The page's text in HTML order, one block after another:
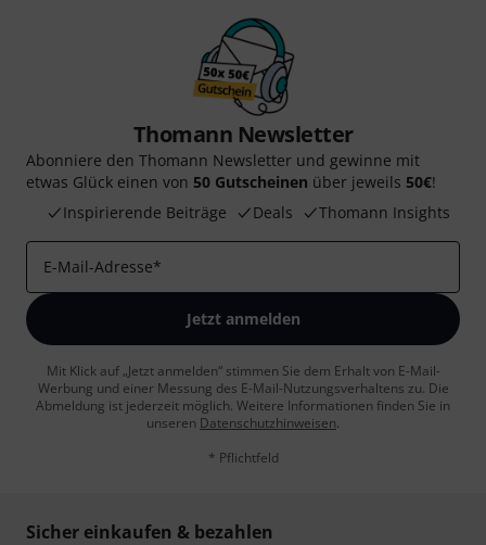
Thomann Newsletter
Abonniere den Thomann Newsletter und gewinne mit
etwas Glück einen von 50 Gutscheinen über jeweils 50€!
Inspirierende Beiträge
Deals Thomann Insights
E-Mail-Adresse*
Jetzt anmelden
Mit Klick auf „Jetzt anmelden“ stimmen Sie dem Erhalt von E-Mail-
Werbung und einer Messung des E-Mail-Nutzungsverhaltens zu. Die
Abmeldung ist jederzeit möglich. Weitere Informationen finden Sie in
unseren Datenschutzhinweisen.
* Pflichtfeld
Sicher einkaufen & bezahlen